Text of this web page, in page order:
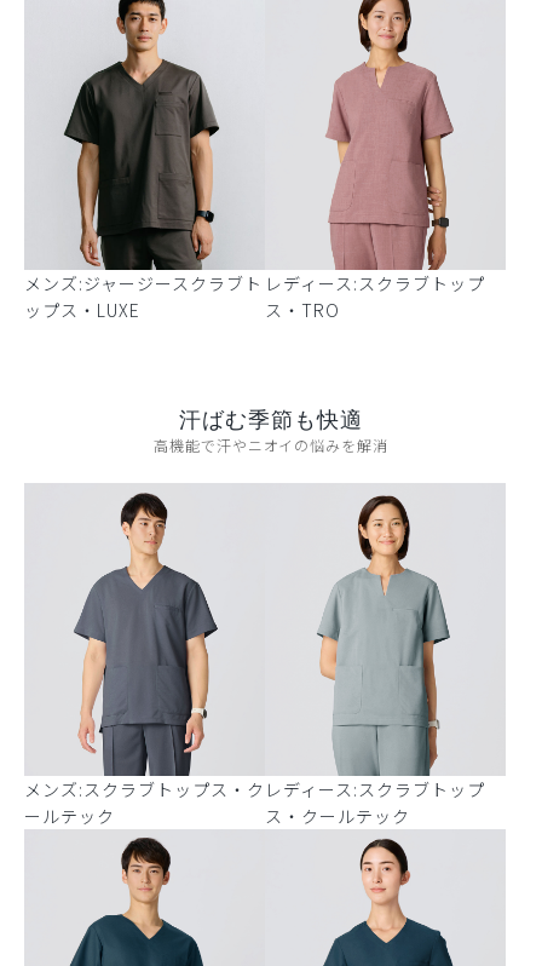
メンズ:ジャージースクラブト
ップス・LUXE
レディース:スクラブトップ
ス・TRO
汗ばむ季節も快適
高機能で汗やニオイの悩みを解消
メンズ:スクラブトップス・ク
ールテック
レディース:スクラブトップ
ス・クールテック